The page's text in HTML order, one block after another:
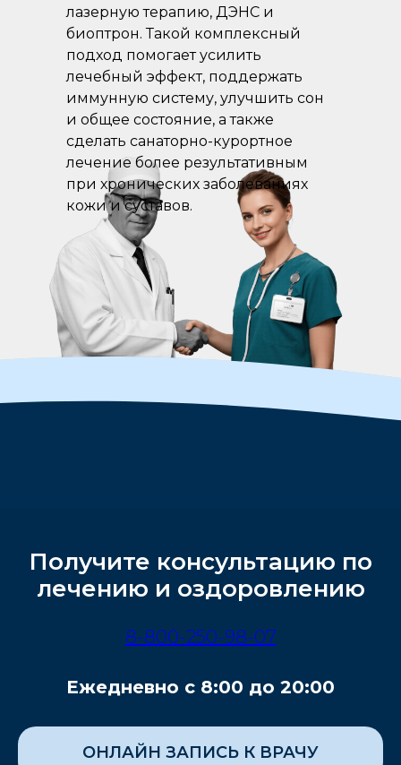
лазерную терапию, ДЭНС и
биоптрон. Такой комплексный
подход помогает усилить
лечебный эффект, поддержать
иммунную систему, улучшить сон
и общее состояние, а также
сделать санаторно-курортное
лечение более результативным
при хронических заболеваниях
кожи и суставов.
Получите консультацию по
лечению и оздоровлению
8-800-250-98-07
Ежедневно с 8:00 до 20:00
ОНЛАЙН ЗАПИСЬ К ВРАЧУ